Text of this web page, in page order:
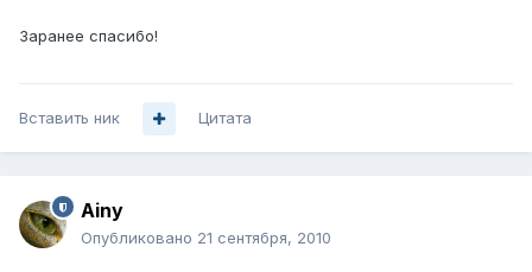
Заранее спасибо!
Вставить ник Цитата
Ainy
Опубликовано 21 сентября, 2010